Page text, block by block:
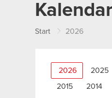
Start 2026
2026 2025
2015 2014